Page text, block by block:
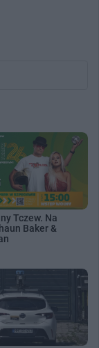
Tczew. Na
Baker &